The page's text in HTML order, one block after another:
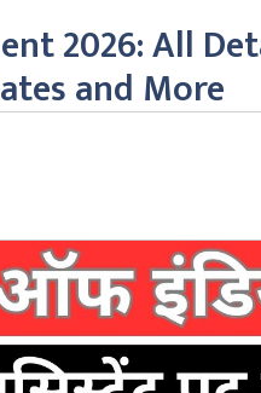
2026: All
and More